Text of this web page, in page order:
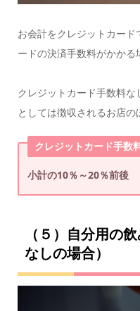
お会計をクレジットカー
ードの決済手数料がかかる
クレジットカード手数料
としては徴収されるお店の
クレジットカード手数
小計の10％～20％前後
（５）自分用の
なしの場合）